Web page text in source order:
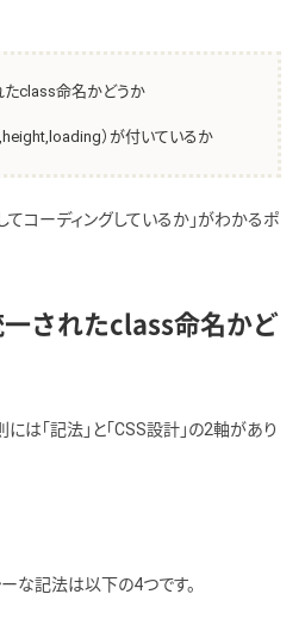
class命名かどうか
）が付いているか
コーディングしているか」がわかるポ
されたclass命名かど
は「記法」と「CSS設計」の2軸があり
な記法は以下の4つです。